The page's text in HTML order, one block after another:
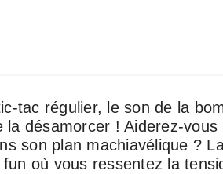
tac régulier, le son de la
désamorcer ! Aiderez-vous
son plan machiavélique ?
où vous ressentez la